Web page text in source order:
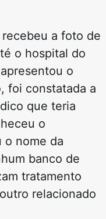
recebeu a foto de
o hospital do
o
foi constatada a
que teria
o
o nome da
banco de
tratamento
relacionado